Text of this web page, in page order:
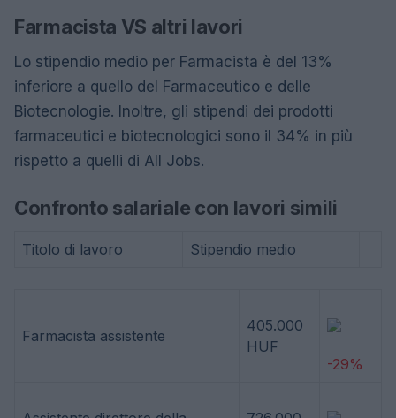
Farmacista VS altri lavori
Lo stipendio medio per Farmacista è del 13%
inferiore a quello del Farmaceutico e delle
Biotecnologie. Inoltre, gli stipendi dei prodotti
farmaceutici e biotecnologici sono il 34% in più
rispetto a quelli di All Jobs.
Confronto salariale con lavori simili
Titolo di lavoro Stipendio medio
Farmacista assistente
405.000
HUF
-29%